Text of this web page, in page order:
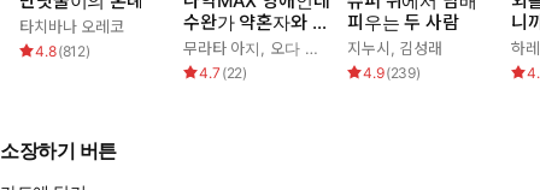
타치바나 오레코
4.8(812)
수완가 약혼자와 내
기를 하고 말았다
무라타 아지, 오다 히로
4.7 (22)
피우는 두 사람
지누시, 김성래
4.9(239)
니
치
하
소장하기 버튼